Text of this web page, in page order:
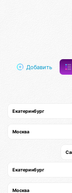
Добавить
Екатеринбург
Москва
Екатеринбург
Москва